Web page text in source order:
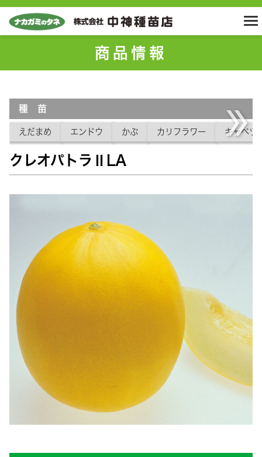
商品情報
種 苗
えだまめ エンドウ かぶ カリフラワー キャベツ
クレオパトラⅡLA